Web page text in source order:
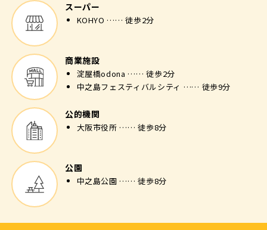
スーパー
KOHYO …… 徒歩2分
商業施設
淀屋橋odona …… 徒歩2分
中之島フェスティバルシティ …… 徒歩9分
公的機関
大阪市役所 …… 徒歩8分
公園
中之島公園 …… 徒歩8分